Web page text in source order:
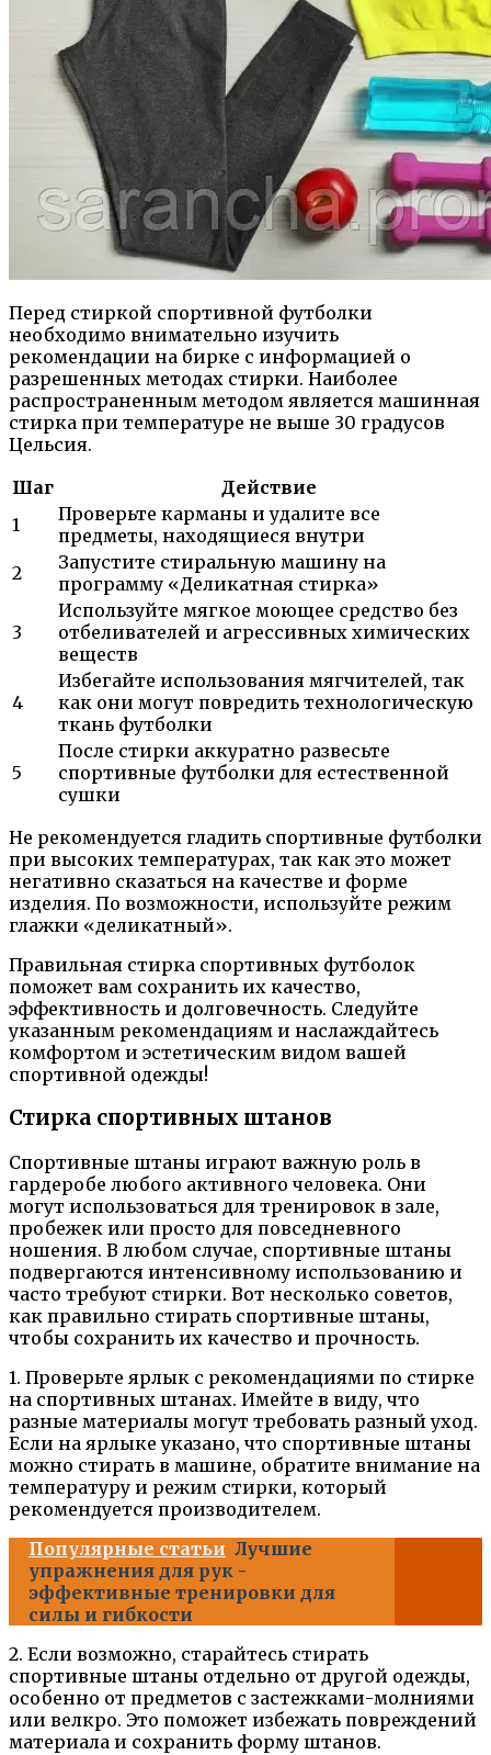
Перед стиркой спортивной футболки
необходимо внимательно изучить
рекомендации на бирке с информацией о
разрешенных методах стирки. Наиболее
распространенным методом является машинная
стирка при температуре не выше 30 градусов
Цельсия.
Шаг
Действие
1
Проверьте карманы и удалите все
предметы, находящиеся внутри
2
Запустите стиральную машину на
программу «Деликатная стирка»
3
Используйте мягкое моющее средство без
отбеливателей и агрессивных химических
веществ
4
Избегайте использования мягчителей, так
как они могут повредить технологическую
ткань футболки
5
После стирки аккуратно развесьте
спортивные футболки для естественной
сушки
Не рекомендуется гладить спортивные футболки
при высоких температурах, так как это может
негативно сказаться на качестве и форме
изделия. По возможности, используйте режим
глажки «деликатный».
Правильная стирка спортивных футболок
поможет вам сохранить их качество,
эффективность и долговечность. Следуйте
указанным рекомендациям и наслаждайтесь
комфортом и эстетическим видом вашей
спортивной одежды!
Стирка спортивных штанов
Спортивные штаны играют важную роль в
гардеробе любого активного человека. Они
могут использоваться для тренировок в зале,
пробежек или просто для повседневного
ношения. В любом случае, спортивные штаны
подвергаются интенсивному использованию и
часто требуют стирки. Вот несколько советов,
как правильно стирать спортивные штаны,
чтобы сохранить их качество и прочность.
1. Проверьте ярлык с рекомендациями по стирке
на спортивных штанах. Имейте в виду, что
разные материалы могут требовать разный уход.
Если на ярлыке указано, что спортивные штаны
можно стирать в машине, обратите внимание на
температуру и режим стирки, который
рекомендуется производителем.
Популярные статьи Лучшие
упражнения для рук -
эффективные тренировки для
силы и гибкости
2. Если возможно, старайтесь стирать
спортивные штаны отдельно от другой одежды,
особенно от предметов с застежками-молниями
или велкро. Это поможет избежать повреждений
материала и сохранить форму штанов.